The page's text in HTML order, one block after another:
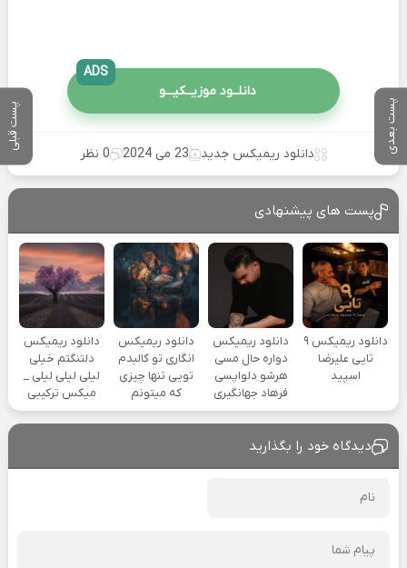
پست بعدی پست قبلی
دانلــود موزیــکیـــو
ADS
دانلود ریمیکس جدید 23 می 2024 0 نظر
پست های پیشنهادی
دانلود ریمیکس ۹
تایی علیرضا
اسپید
دانلود ریمیکس
دواره حال مسی
هرشو دلواپسی
فرهاد جهانگیری
دانلود ریمیکس
انگاری تو کالبدم
تویی تنها چیزی
که میتونم
دانلود ریمیکس
دلتنگتم خیلی
لیلی لیلی لیلی _
میکس ترکیبی
دیدگاه خود را بگذارید